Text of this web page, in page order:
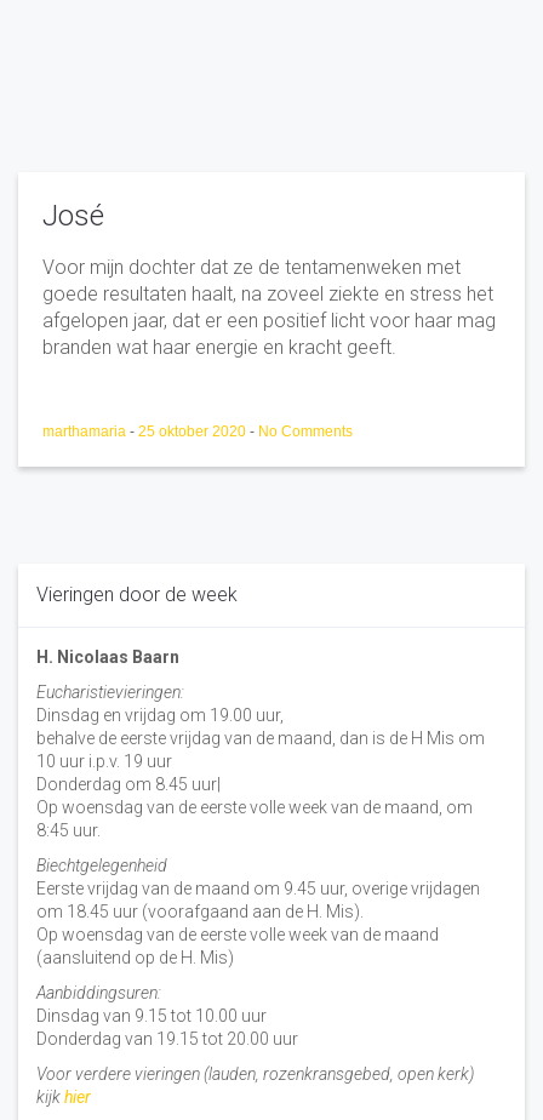
José
Voor mijn dochter dat ze de tentamenweken met
goede resultaten haalt, na zoveel ziekte en stress het
afgelopen jaar, dat er een positief licht voor haar mag
branden wat haar energie en kracht geeft.
marthamaria - 25 oktober 2020 - No Comments
Vieringen door de week
H. Nicolaas Baarn
Eucharistievieringen:
Dinsdag en vrijdag om 19.00 uur,
behalve de eerste vrijdag van de maand, dan is de H Mis om
10 uur i.p.v. 19 uur
Donderdag om 8.45 uur|
Op woensdag van de eerste volle week van de maand, om
8:45 uur.
Biechtgelegenheid
Eerste vrijdag van de maand om 9.45 uur, overige vrijdagen
om 18.45 uur (voorafgaand aan de H. Mis).
Op woensdag van de eerste volle week van de maand
(aansluitend op de H. Mis)
Aanbiddingsuren:
Dinsdag van 9.15 tot 10.00 uur
Donderdag van 19.15 tot 20.00 uur
Voor verdere vieringen (lauden, rozenkransgebed, open kerk)
kijkhier